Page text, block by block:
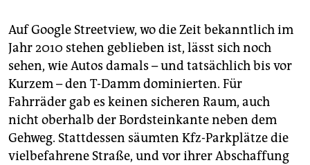
Auf Google Streetview, wo die Zeit bekanntlich im
Jahr 2010 stehen geblieben ist, lässt sich noch
sehen, wie Autos damals – und tatsächlich bis vor
Kurzem – den T-Damm dominierten. Für
Fahrräder gab es keinen sicheren Raum, auch
nicht oberhalb der Bordsteinkante neben dem
Gehweg. Stattdessen säumten Kfz-Parkplätze die
vielbefahrene Straße, und vor ihrer Abschaffung